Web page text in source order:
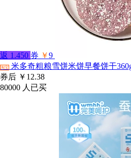
返 1.450 券 ￥9
淘宝 米多奇粗粮雪饼米饼早餐饼干
券后 ￥12.38
80000 人已买